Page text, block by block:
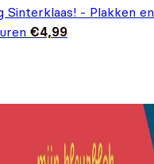
Sinterklaas! - Plakken en
€4,99